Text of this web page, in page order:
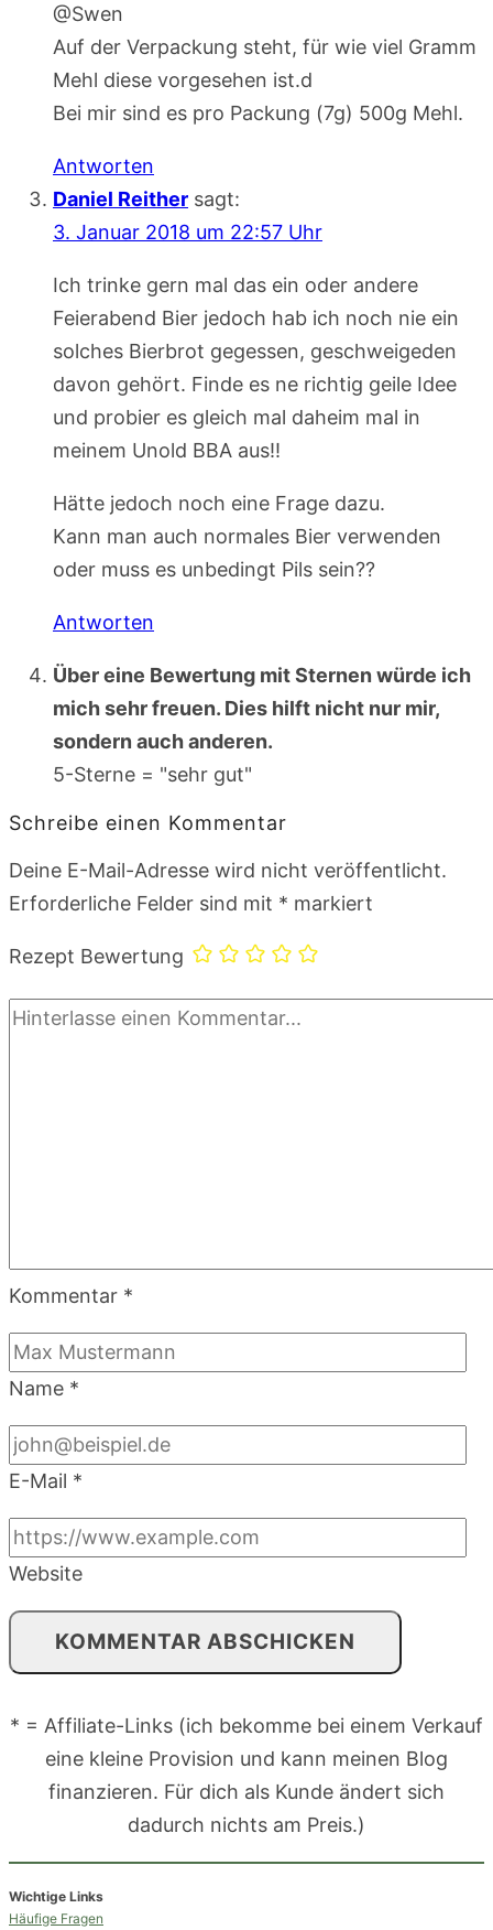
@Swen
Auf der Verpackung steht, für wie viel Gramm
Mehl diese vorgesehen ist.d
Bei mir sind es pro Packung (7g) 500g Mehl.
Antworten
Daniel Reither sagt:
3. Januar 2018 um 22:57 Uhr
Ich trinke gern mal das ein oder andere
Feierabend Bier jedoch hab ich noch nie ein
solches Bierbrot gegessen, geschweigeden
davon gehört. Finde es ne richtig geile Idee
und probier es gleich mal daheim mal in
meinem Unold BBA aus!!
Hätte jedoch noch eine Frage dazu.
Kann man auch normales Bier verwenden
oder muss es unbedingt Pils sein??
Antworten
Über eine Bewertung mit Sternen würde ich
mich sehr freuen. Dies hilft nicht nur mir,
sondern auch anderen.
5-Sterne = "sehr gut"
Schreibe einen Kommentar
Deine E-Mail-Adresse wird nicht veröffentlicht.
Erforderliche Felder sind mit * markiert
Rezept Bewertung
Kommentar *
Name *
E-Mail *
Website
* = Affiliate-Links (ich bekomme bei einem Verkauf
eine kleine Provision und kann meinen Blog
finanzieren. Für dich als Kunde ändert sich
dadurch nichts am Preis.)
Wichtige Links
Häufige Fragen